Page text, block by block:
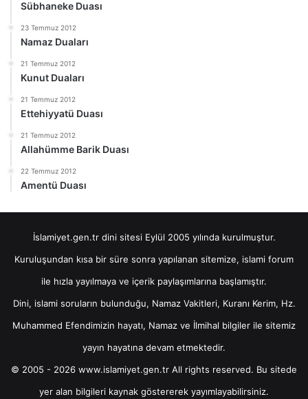
Sübhaneke Duası
23 Temmuz 2012
Namaz Duaları
21 Temmuz 2012
Kunut Duaları
21 Temmuz 2012
Ettehiyyatü Duası
21 Temmuz 2012
Allahümme Barik Duası
22 Temmuz 2012
Amentü Duası
İslamiyet.gen.tr dini sitesi Eylül 2005 yılında kurulmuştur.
Kuruluşundan kısa bir süre sonra yapılanan sitemize, islami forum
ile hızla yayılmaya ve içerik paylaşımlarına başlamıştır.
Dini, islami soruların bulunduğu, Namaz Vakitleri, Kuranı Kerim, Hz.
Muhammed Efendimizin hayatı, Namaz ve İlmihal bilgiler ile sitemiz
yayın hayatına devam etmektedir.
© 2005 - 2026 www.islamiyet.gen.tr All rights reserved. Bu sitede
yer alan bilgileri kaynak göstererek yayımlayabilirsiniz.